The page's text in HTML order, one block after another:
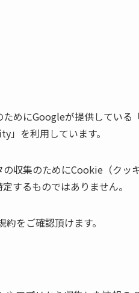
めにGoogleが提供している
」を利用しています。
収集のためにCookie（クッ
するものではありません。
をご確認頂けます。